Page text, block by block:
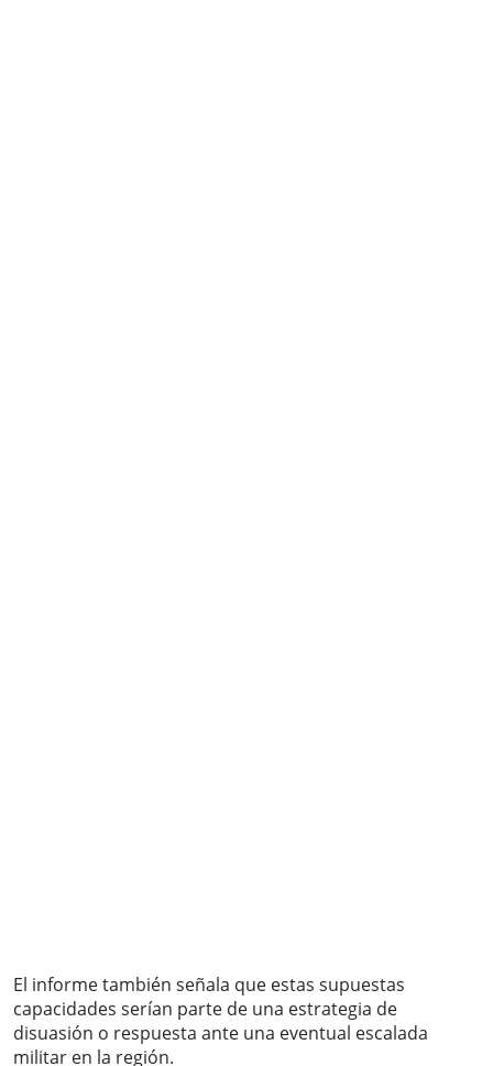
El informe también señala que estas supuestas
capacidades serían parte de una estrategia de
disuasión o respuesta ante una eventual escalada
militar en la región.